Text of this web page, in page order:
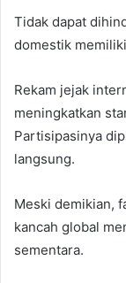
Tidak dapat
domestik
Rekam jejak
meningkatkan
Partisipasinya
langsung.
Meski demikian,
kancah global
sementara.